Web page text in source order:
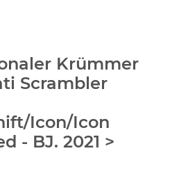
Krümmer
Scrambler
Icon/Icon
- BJ. 2021 >